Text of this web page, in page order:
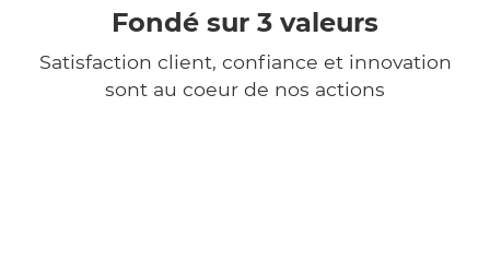
Fondé sur 3 valeurs
Satisfaction client, confiance et innovation
sont au coeur de nos actions